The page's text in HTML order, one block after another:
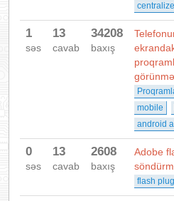
1
səs
13
cavab
34208
baxış
mobile
android
0
səs
13
cavab
2608
baxış
Adobe
flash